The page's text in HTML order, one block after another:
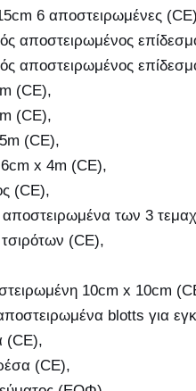
6 αποστειρωμένες
αποστειρωμένος
αποστειρωμένος
(CE),
(CE),
(CE),
6cm x 4m (CE),
(CE),
των 3
(CE),
10cm x 10cm
blotts για
(CE),
(CE),